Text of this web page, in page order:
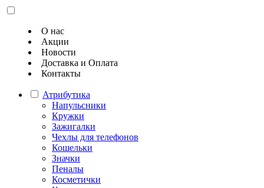
О нас
Акции
Новости
Доставка и Оплата
Контакты
Атрибутика
Напульсники
Кружки
Зажигалки
Чехлы для телефонов
Кошельки
Значки
Пеналы
Косметички